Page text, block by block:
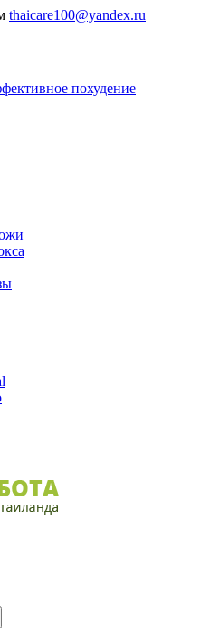
thaicare100@yandex.ru
похудение